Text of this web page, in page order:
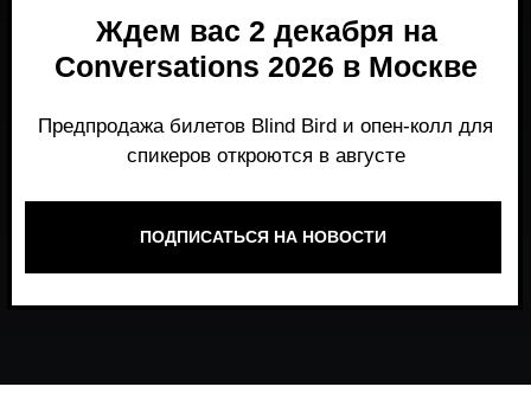
Место, где можно получить честный,
работает и формирует рынок генеративного